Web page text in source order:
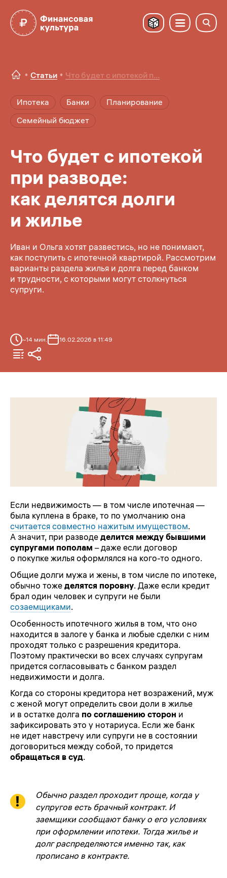
Статьи Что будет с ипотекой п...
Ипотека Банки
Планирование
Семейный бюджет
Что будет с ипотекой
при разводе:
как делятся долги
и жилье
Иван и Ольга хотят развестись, но не понимают,
как поступить с ипотечной квартирой. Рассмотрим
варианты раздела жилья и долга перед банком
и трудности, с которыми могут столкнуться
супруги.
~14 мин. 16.02.2026 в 11:49
Если недвижимость — в том числе ипотечная —
была куплена в браке, то по умолчанию она
считается совместно нажитым имуществом.
А значит, при разводе делится между бывшими
супругами пополам – даже если договор
о покупке жилья оформлялся на кого-то одного.
Общие долги мужа и жены, в том числе по ипотеке,
обычно тоже делятся поровну. Даже если кредит
брал один человек и супруги не были
созаемщиками.
Особенность ипотечного жилья в том, что оно
находится в залоге у банка и любые сделки с ним
проходят только с разрешения кредитора.
Поэтому практически во всех случаях супругам
придется согласовывать с банком раздел
недвижимости и долга.
Когда со стороны кредитора нет возражений, муж
с женой могут определить свои доли в жилье
и в остатке долга по соглашению сторон и
зафиксировать это у нотариуса. Если же банк
не идет навстречу или супруги не в состоянии
договориться между собой, то придется
обращаться в суд.
Обычно раздел проходит проще, когда у
супругов есть брачный контракт. И
заемщики сообщают банку о его условиях
при оформлении ипотеки. Тогда жилье и
долг распределяются именно так, как
прописано в контракте.